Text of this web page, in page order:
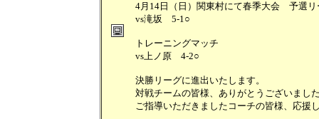
4月14日（日）関東村にて春季大会 予選リ
vs滝坂 5-1○
トレーニングマッチ
vs上ノ原 4-2○
決勝リーグに進出いたします。
対戦チームの皆様、ありがとうございまし
ご指導いただきましたコーチの皆様、応援